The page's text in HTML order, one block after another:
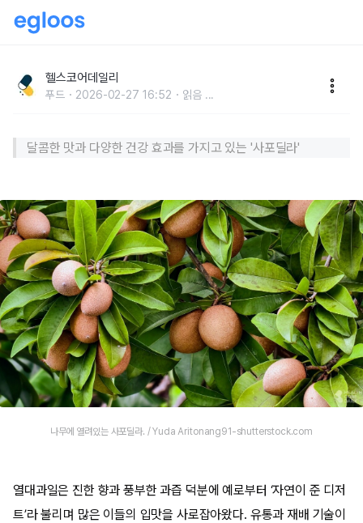
대과일'헬스코어데일리
푸드 2026-02-27 16:52 읽음 ...
​달콤한 맛과 다양한 건강 효과를 가지고 있는 '사포딜라'
나무에 열려있는 사포딜라. / Yuda Aritonang91-shutterstock.com
열대과일은 진한 향과 풍부한 과즙 덕분에 예로부터 ‘자연이 준 디저
트’라 불리며 많은 이들의 입맛을 사로잡아왔다. 유통과 재배 기술이